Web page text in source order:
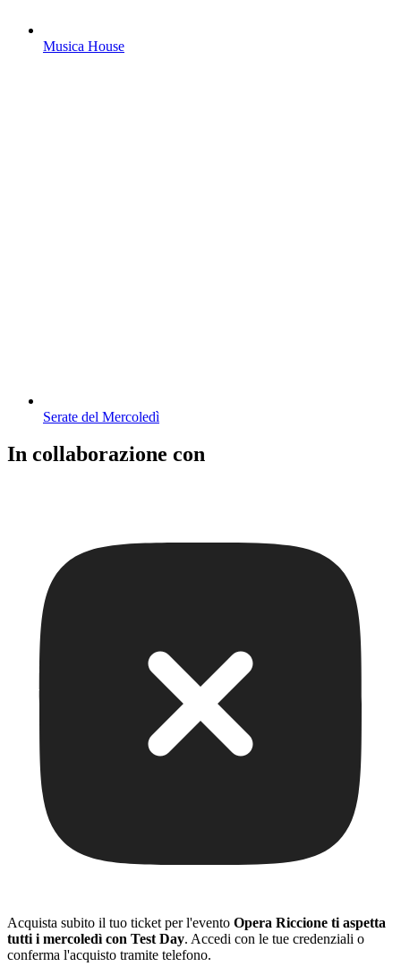
Musica House
Serate del Mercoledì
In collaborazione con
Acquista subito il tuo ticket per l'evento Opera Riccione ti aspetta
tutti i mercoledì con Test Day. Accedi con le tue credenziali o
conferma l'acquisto tramite telefono.